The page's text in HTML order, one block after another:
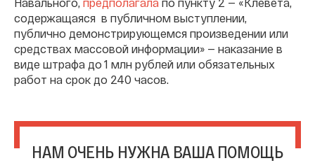
Навального, предполагала по пункту 2 — «Клевета,
содержащаяся в публичном выступлении,
публично демонстрирующемся произведении или
средствах массовой информации» — наказание в
виде штрафа до 1 млн рублей или обязательных
работ на срок до 240 часов.
НАМ ОЧЕНЬ НУЖНА ВАША ПОМОЩЬ